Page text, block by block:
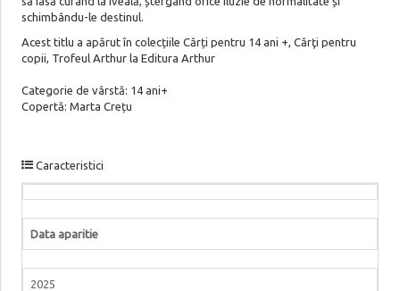
schimbându-le destinul.
Acest titlu a apărut în colecțiile Cărți pentru 14 ani +, Cărţi pentru
copii, Trofeul Arthur la Editura Arthur
Categorie de vârstă: 14 ani+
Copertă: Marta Crețu
Caracteristici
Data aparitie
2025